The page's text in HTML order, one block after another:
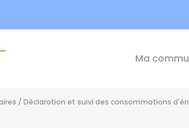
Ma
/ Déclaration et suivi des consommations